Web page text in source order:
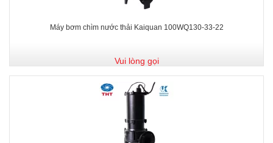
Máy bơm chìm nước thải Kaiquan 100WQ130-33-22
Vui lòng gọi